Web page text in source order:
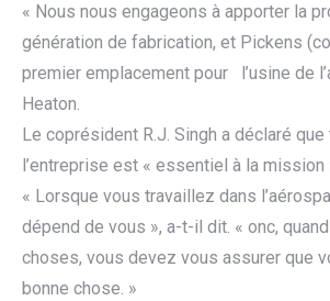
« Nous nous engageons à apporter la
génération de fabrication, et Pickens
premier emplacement pour l’usine de
Heaton.
Le coprésident R.J. Singh a déclaré
l’entreprise est « essentiel à la mission
« Lorsque vous travaillez dans
dépend de vous », a-t-il dit. « onc,
choses, vous devez vous assurer que
bonne chose. »